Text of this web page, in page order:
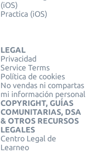
(iOS)
Practica (iOS)
LEGAL
Privacidad
Service Terms
Política de cookies
No vendas ni compartas
mi información personal
COPYRIGHT, GUÍAS
COMUNITARIAS, DSA
& OTROS RECURSOS
LEGALES
Centro Legal de
Learneo